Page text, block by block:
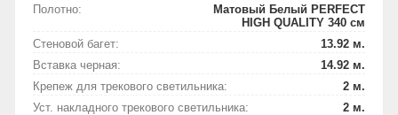
Полотно:
Матовый Белый PERFECT
HIGH QUALITY 340 см
Стеновой багет:
13.92 м.
Вставка черная:
14.92 м.
Крепеж для трекового светильника:
2 м.
Уст. накладного трекового светильника:
2 м.